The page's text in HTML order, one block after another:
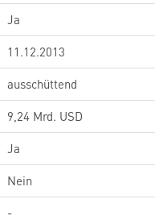
Ja
11.12.2013
ausschüttend
9,24 Mrd. USD
Ja
Nein
-